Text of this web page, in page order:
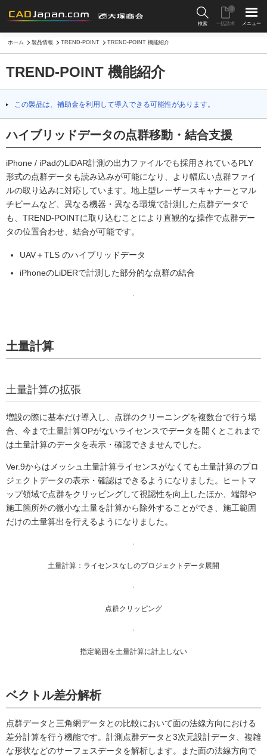
検索 一括請求
0
メニュー
ホーム 製品情報 TREND-POINT TREND-POINT 機能紹介
TREND-POINT 機能紹介
この製品は、補助金を利用して導入できる可能性があります。
ハイブリッドデータの点群移動・結合支援
iPhone / iPadのLiDAR計測の出力ファイルでも採用されているPLY
形式の点群データも読み込みが可能になり、より幅広い点群ファイ
ルの取り込みに対応しています。地上型レーザースキャナーとマル
チビームなど、異なる機器・異なる環境で計測した点群データで
も、TREND-POINTに取り込むことにより直観的な操作で点群デー
タの位置合わせ、結合が可能です。
UAV＋TLS のハイブリッドデータ
iPhoneのLiDERで計測した部分的な点群の結合
土量計算
土量計算の拡張
増設の際に基本だけ導入し、点群のクリーニングを複数台で行う場
合、今まで土量計算OPがないライセンスでデータを開くとこれまで
は土量計算のデータを表示・確認できませんでした。
Ver.9からはメッシュ土量計算ライセンスがなくても土量計算のプロ
ジェクトデータの表示・確認はできるようになりました。ヒートマ
ップ領域で点群をクリッピングして視認性を向上したほか、端部や
施工箇所外の微小な土量を計算から除外することができ、施工範囲
だけの土量算出を行えるようになりました。
土量計算：ライセンスなしのプロジェクトデータ展開
点群クリッピング
指定範囲を土量計算に計上しない
ベクトル差分解析
点群データと三角網データとの比較において面の法線方向における
差分計算を行う機能です。計測点群データと3次元設計データ、複雑
な形状などのサーフェスデータを解析します。また面の法線方向で